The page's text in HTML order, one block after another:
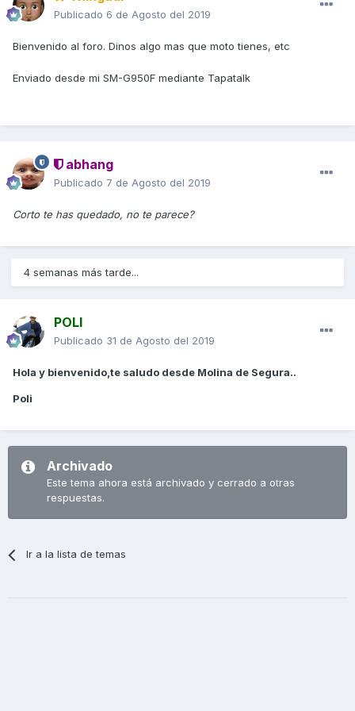
Publicado 6 de Agosto del 2019
Bienvenido al foro. Dinos algo mas que moto tienes, etc
Enviado desde mi SM-G950F mediante Tapatalk
abhang
Publicado 7 de Agosto del 2019
Corto te has quedado, no te parece?
4 semanas más tarde...
POLI
Publicado 31 de Agosto del 2019
Hola y bienvenido,te saludo desde Molina de Segura..
Poli
Archivado
Este tema ahora está archivado y cerrado a otras
respuestas.
Ir a la lista de temas